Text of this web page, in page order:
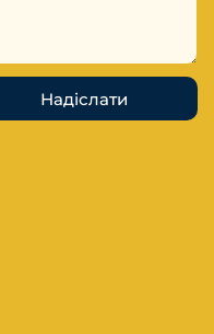
Надіслати